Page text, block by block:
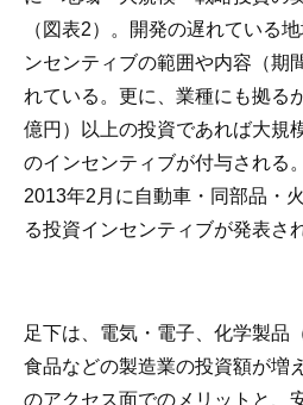
（図表2）。開発の遅れている
ンセンティブの範囲や内容（期
れている。更に、業種にも拠る
億円）以上の投資であれば大規
のインセンティブが付与される
2013年2月に自動車・同部品・
る投資インセンティブが発表さ
足下は、電気・電子、化学製品
食品などの製造業の投資額が増
のアクセス面でのメリットと、